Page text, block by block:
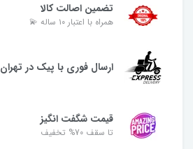
تضمین اصالت کالا
همراه با اعتبار ۱۰ ساله 💫
ارسال فوری با پیک در تهران
قیمت شگفت انگیز
تا سقف 70% تخفیف